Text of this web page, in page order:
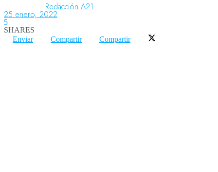
Aeropuertos
Redacción A21
25 enero, 2022
5
SHARES
Enviar
Compartir Compartir